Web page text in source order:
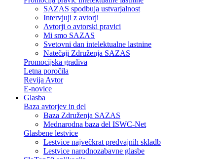
SAZAS spodbuja ustvarjalnost
Intervjuji z avtorji
Avtorji o avtorski pravici
Mi smo SAZAS
Svetovni dan intelektualne lastnine
Natečaji Združenja SAZAS
Promocijska gradiva
Letna poročila
Revija Avtor
E-novice
Glasba
Baza avtorjev in del
Baza Združenja SAZAS
Mednarodna baza del ISWC-Net
Glasbene lestvice
Lestvice največkrat predvajnih skladb
Lestvice narodnozabavne glasbe